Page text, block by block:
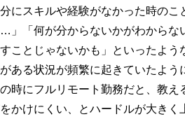
にスキルや経験がなかった時の
」「何が分からないかがわからな
ことじゃないかも」といったよ
ある状況が頻繁に起きていたよう
時にフルリモート勤務だと、教
かけにくい、とハードルが大きく